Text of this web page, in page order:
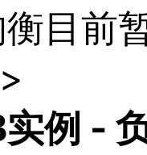
目前
例 -